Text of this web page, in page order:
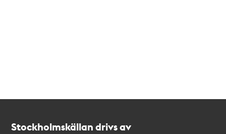
Stockholmskällan drivs av